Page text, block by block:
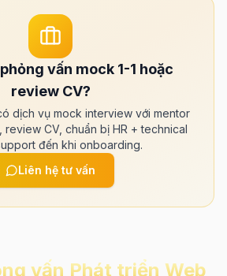
vấn mock 1-1 hoặc
review CV?
dịch vụ mock interview với mentor
review CV, chuẩn bị HR + technical
đến khi onboarding.
Liên hệ tư vấn
vấn Phát triển Web